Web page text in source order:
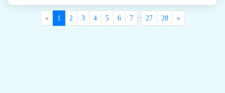
« 1 2 3 4 5 6 7 .. 27 28 »